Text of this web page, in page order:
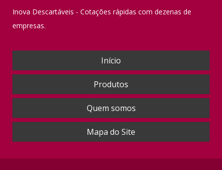
Inova Descartáveis - Cotações rápidas com dezenas de
empresas.
Início
Produtos
Quem somos
Mapa do Site